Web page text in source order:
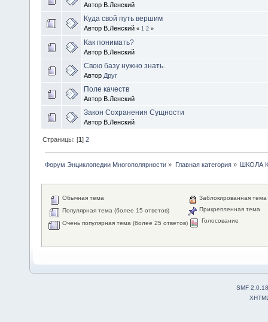
Автор В.Ленский
Куда свой путь вершим
Автор В.Ленский « 1 2 »
Как понимать?
Автор В.Ленский
Свою базу нужно знать.
Автор Друг
Поле качеств
Автор В.Ленский
Закон Сохранения Сущности
Автор В.Ленский
Страницы: [1]2
Форум Энциклопедии Многополярности » Главная категория» ШКОЛА
Обычная тема
Популярная тема (более 15 ответов)
Очень популярная тема (более 25 ответов)
Заблокированная тема
Прикрепленная тема
Голосование
SMF 2.0.18